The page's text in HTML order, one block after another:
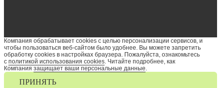
Компания обрабатывает cookies с целью персонализации сервисов, и
чтобы пользоваться веб-сайтом было удобнее. Вы можете запретить
обработку сookies в настройках браузера. Пожалуйста, ознакомьтесь
с политикой использования cookies. Читайте подробнее, как
Компания защищает ваши персональные данные.
ПРИНЯТЬ